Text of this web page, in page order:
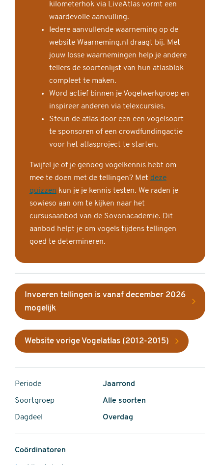
kilometerhok via LiveAtlas vormt een
waardevolle aanvulling.
Iedere aanvullende waarneming op de
website Waarneming.nl draagt bij. Met
jouw losse waarnemingen help je andere
tellers de soortenlijst van hun atlasblok
compleet te maken.
Word actief binnen je Vogelwerkgroep en
inspireer anderen via telexcursies.
Steun de atlas door een een vogelsoort
te sponsoren of een crowdfundingactie
voor het atlasproject te starten.
Twijfel je of je genoeg vogelkennis hebt om
mee te doen met de tellingen? Met deze
quizzen kun je je kennis testen. We raden je
sowieso aan om te kijken naar het
cursusaanbod van de Sovonacademie. Dit
aanbod helpt je om vogels tijdens tellingen
goed te determineren.
Invoeren tellingen is vanaf december 2026
mogelijk
Website vorige Vogelatlas (2012-2015)
Periode Jaarrond
Soortgroep Alle soorten
Dagdeel Overdag
Coördinatoren